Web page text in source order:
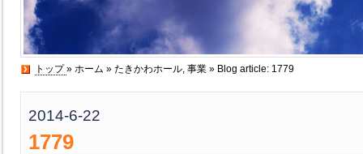
トップ» ホーム » たきかわホール, 事業 » Blog article: 1779
2014-6-22
1779